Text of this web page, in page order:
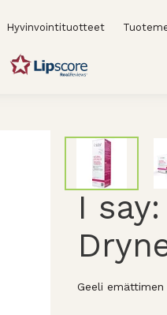
Hyvinvointituotteet
I
Geeli emättimen